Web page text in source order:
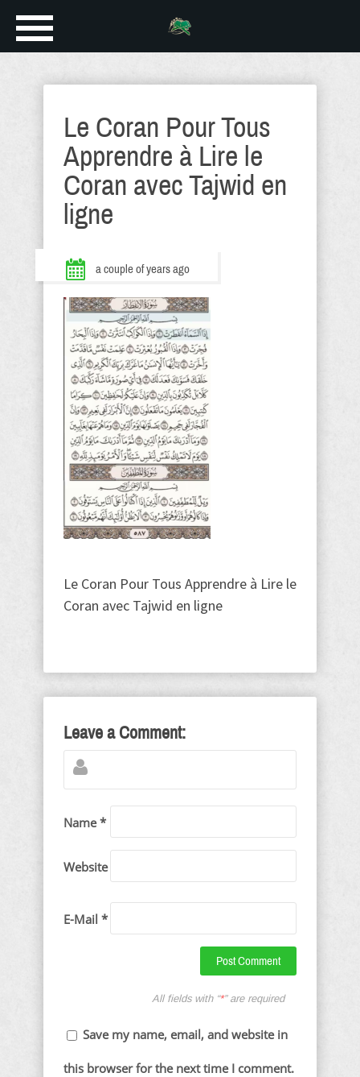
Le Coran Pour Tous
Apprendre à Lire le
Coran avec Tajwid en
ligne
a couple of years ago
Le Coran Pour Tous Apprendre à Lire le
Coran avec Tajwid en ligne
Leave a Comment:
Name *
Website
E-Mail *
All fields with “*” are required
Save my name, email, and website in
this browser for the next time I comment.